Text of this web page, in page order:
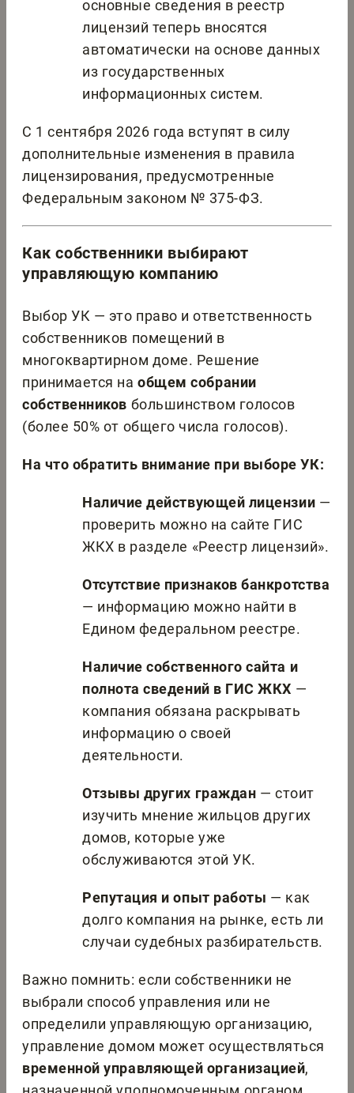
основные сведения в реестр
лицензий теперь вносятся
автоматически на основе данных
из государственных
информационных систем.
С 1 сентября 2026 года вступят в силу
дополнительные изменения в правила
лицензирования, предусмотренные
Федеральным законом № 375-ФЗ.
Как собственники выбирают
управляющую компанию
Выбор УК — это право и ответственность
собственников помещений в
многоквартирном доме. Решение
принимается наобщем собрании
собственников большинством голосов
(более 50% от общего числа голосов).
На что обратить внимание при выборе УК:
Наличие действующей лицензии —
проверить можно на сайте ГИС
ЖКХ в разделе «Реестр лицензий».
Отсутствие признаков банкротства
— информацию можно найти в
Едином федеральном реестре.
Наличие собственного сайта и
полнота сведений в ГИС ЖКХ —
компания обязана раскрывать
информацию о своей
деятельности.
Отзывы других граждан — стоит
изучить мнение жильцов других
домов, которые уже
обслуживаются этой УК.
Репутация и опыт работы — как
долго компания на рынке, есть ли
случаи судебных разбирательств.
Важно помнить: если собственники не
выбрали способ управления или не
определили управляющую организацию,
управление домом может осуществляться
временной управляющей организацией,